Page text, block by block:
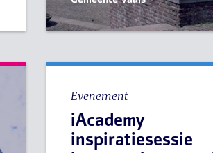
Evenement
iAcademy
inspiratiesessie